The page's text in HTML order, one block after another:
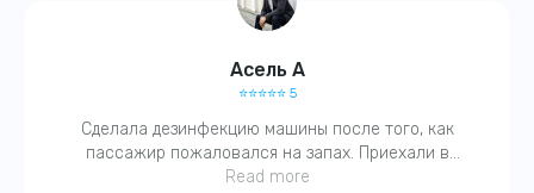
Асель А
⭐️⭐️⭐️⭐️⭐️ 5
Сделала дезинфекцию машины после того, как
пассажир пожаловался на запах. Приехали в
течение часа, выдали справку, всё чётко. Запах
Read more